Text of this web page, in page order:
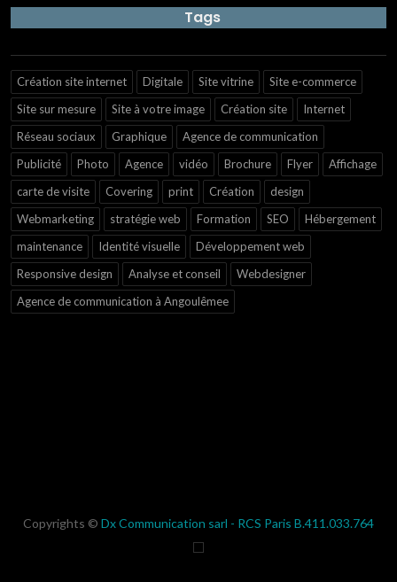
Tags
Création site internet Digitale Site vitrine
Site e-commerce
Site sur mesure
Site à votre image Création site
Internet
Réseau sociaux
Graphique
Agence de communication
Publicité
Photo Agence vidéo Brochure Flyer
Affichage
carte de visite
Covering print Création
design
Webmarketing
stratégie web Formation SEO
Hébergement
maintenance
Identité visuelle
Développement web
Responsive design
Analyse et conseil
Webdesigner
Agence de communication à Angoulêmee
Copyrights © Dx Communication sarl - RCS Paris B.411.033.764